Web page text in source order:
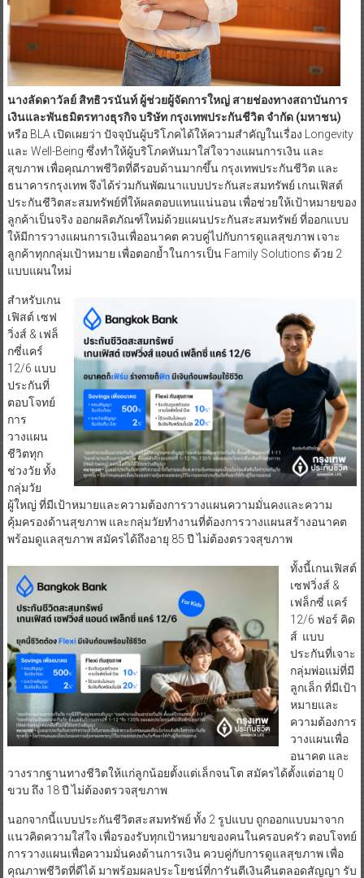
นางลัดดาวัลย์ สิทธิวรนันท์ ผู้ช่วยผู้จัดการใหญ่ สายช่องทางสถาบันการ
เงินและพันธมิตรทางธุรกิจ บริษัท กรุงเทพประกันชีวิต จำกัด (มหาชน)
หรือ BLA เปิดเผยว่า ปัจจุบันผู้บริโภคได้ให้ความสำคัญในเรื่อง Longevity
และ Well-Being ซึ่งทำให้ผู้บริโภคหันมาใส่ใจวางแผนการเงิน และ
สุขภาพ เพื่อคุณภาพชีวิตที่ดีรอบด้านมากขึ้น กรุงเทพประกันชีวิต และ
ธนาคารกรุงเทพ จึงได้ร่วมกันพัฒนาแบบประกันสะสมทรัพย์ เกนเฟิสต์
ประกันชีวิตสะสมทรัพย์ที่ให้ผลตอบแทนแน่นอน เพื่อช่วยให้เป้าหมายของ
ลูกค้าเป็นจริง ออกผลิตภัณฑ์ใหม่ด้วยแผนประกันสะสมทรัพย์ ที่ออกแบบ
ให้มีการวางแผนการเงินเพื่ออนาคต ควบคู่ไปกับการดูแลสุขภาพ เจาะ
ลูกค้าทุกกลุ่มเป้าหมาย เพื่อตอกย้ำในการเป็น Family Solutions ด้วย 2
แบบแผนใหม่
สำหรับเกน
เฟิสต์ เซฟ
วิ่งส์ & เฟล็
กซี่แคร์
12/6 แบบ
ประกันที่
ตอบโจทย์
การ
วางแผน
ชีวิตทุก
ช่วงวัย ทั้ง
กลุ่มวัย
ผู้ใหญ่ ที่มีเป้าหมายและความต้องการวางแผนความมั่นคงและความ
คุ้มครองด้านสุขภาพ และกลุ่มวัยทำงานที่ต้องการวางแผนสร้างอนาคต
พร้อมดูแลสุขภาพ สมัครได้ถึงอายุ 85 ปี ไม่ต้องตรวจสุขภาพ
ทั้งนี้เกนเฟิสต์
เซฟวิ่งส์ &
เฟล็กซี่ แคร์
12/6 ฟอร์ คิด
ส์ แบบ
ประกันที่เจาะ
กลุ่มพ่อแม่ที่มี
ลูกเล็ก ที่มีเป้า
หมายและ
ความต้องการ
วางแผนเพื่อ
อนาคต และ
วางรากฐานทางชีวิตให้แก่ลูกน้อยตั้งแต่เล็กจนโต สมัครได้ตั้งแต่อายุ 0
ขวบ ถึง 18 ปี ไม่ต้องตรวจสุขภาพ
นอกจากนี้แบบประกันชีวิตสะสมทรัพย์ ทั้ง 2 รูปแบบ ถูกออกแบบมาจาก
แนวคิดความใส่ใจ เพื่อรองรับทุกเป้าหมายของคนในครอบครัว ตอบโจทย์
การวางแผนเพื่อความมั่นคงด้านการเงิน ควบคู่กับการดูแลสุขภาพ เพื่อ
คุณภาพชีวิตที่ดีได้ มาพร้อมผลประโยชน์ที่การันตีเงินคืนตลอดสัญญา รับ